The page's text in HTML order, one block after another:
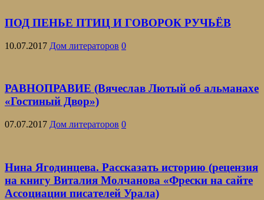
ПОД ПЕНЬЕ ПТИЦ И ГОВОРОК РУЧЬЁВ
10.07.2017 Дом литераторов 0
РАВНОПРАВИЕ (Вячеслав Лютый об альманахе
«Гостиный Двор»)
07.07.2017 Дом литераторов 0
Нина Ягодинцева. Рассказать историю (рецензия
на книгу Виталия Молчанова «Фрески на сайте
Ассоциации писателей Урала)